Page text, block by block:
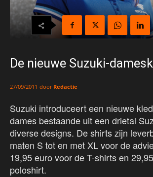
De nieuwe Suzuki-
27/09/2011 door Redactie
Suzuki introduceert een nieuwe
dames bestaande uit een drietal
diverse designs. De shirts zijn
maten S tot en met XL voor de
19,95 euro voor de T-shirts en
poloshirt.